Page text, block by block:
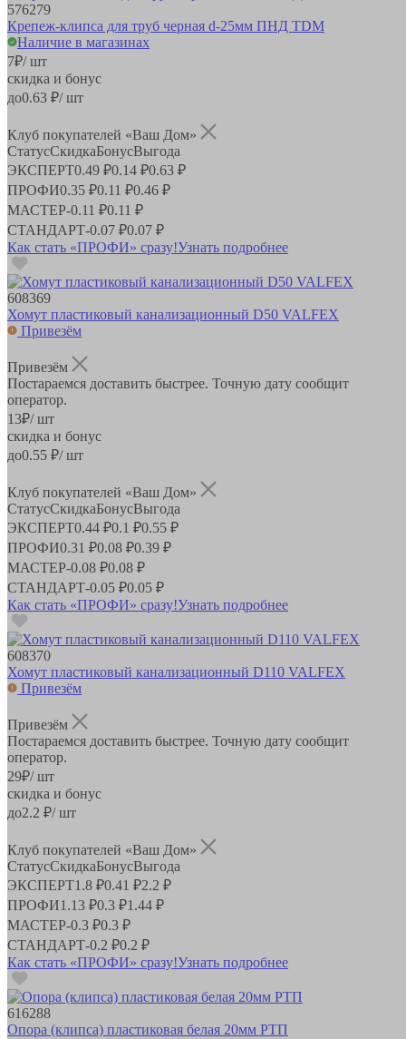
576279
Крепеж-клипса для труб черная d-25мм ПНД TDM
Наличие в магазинах
7₽/ шт
скидка и бонус
до0.63 ₽/ шт
Клуб покупателей «Ваш Дом»
СтатусСкидкаБонусВыгода
ЭКСПЕРТ0.49 ₽0.14 ₽0.63 ₽
ПРОФИ0.35 ₽0.11 ₽0.46 ₽
МАСТЕР-0.11 ₽0.11 ₽
СТАНДАРТ-0.07 ₽0.07 ₽
Как стать «ПРОФИ» сразу!Узнать подробнее
608369
Хомут пластиковый канализационный D50 VALFEX
Привезём
Привезём
Постараемся доставить быстрее. Точную дату сообщит
оператор.
13₽/ шт
скидка и бонус
до0.55 ₽/ шт
Клуб покупателей «Ваш Дом»
СтатусСкидкаБонусВыгода
ЭКСПЕРТ0.44 ₽0.1 ₽0.55 ₽
ПРОФИ0.31 ₽0.08 ₽0.39 ₽
МАСТЕР-0.08 ₽0.08 ₽
СТАНДАРТ-0.05 ₽0.05 ₽
Как стать «ПРОФИ» сразу!Узнать подробнее
608370
Хомут пластиковый канализационный D110 VALFEX
Привезём
Привезём
Постараемся доставить быстрее. Точную дату сообщит
оператор.
29₽/ шт
скидка и бонус
до2.2 ₽/ шт
Клуб покупателей «Ваш Дом»
СтатусСкидкаБонусВыгода
ЭКСПЕРТ1.8 ₽0.41 ₽2.2 ₽
ПРОФИ1.13 ₽0.3 ₽1.44 ₽
МАСТЕР-0.3 ₽0.3 ₽
СТАНДАРТ-0.2 ₽0.2 ₽
Как стать «ПРОФИ» сразу!Узнать подробнее
616288
Опора (клипса) пластиковая белая 20мм РТП